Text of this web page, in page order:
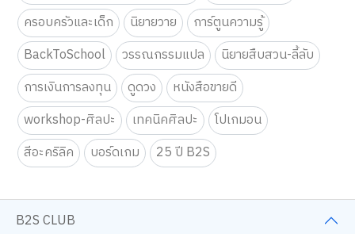
ครอบครัวและเด็ก
นิยายวาย
การ์ตูนความรู้
BackToSchool
วรรณกรรมแปล
นิยายสืบสวน-ลี้ลับ
การเงินการลงทุน
ดูดวง
หนังสือขายดี
workshop-ศิลปะ
เทคนิคศิลปะ
โปเกมอน
สีอะคริลิค
บอร์ดเกม 25 ปี B2S
B2S CLUB